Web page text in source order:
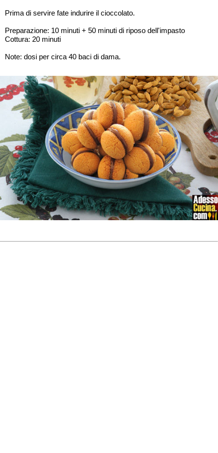
Prima di servire fate indurire il cioccolato.
Preparazione: 10 minuti + 50 minuti di riposo dell'impasto
Cottura: 20 minuti
Note: dosi per circa 40 baci di dama.